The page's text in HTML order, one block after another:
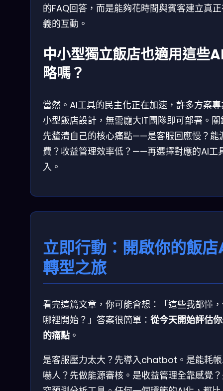
的FAQ回答，而是能夠花時間與賓客建立真
義的互動。
中小型獨立飯店也適用這些
略嗎？
當然。AI工具的民主化正在加速，許多方案
小型飯店設計，無需龐大IT團隊即可部署。關
先釐清自己的核心痛點——是客服回應慢？能
費？收益管理效率低？——再選擇對應的AI工
入。
立即行動：開啟你的飯
轉型之旅
看完這篇文章，你可能會想：「這些我都懂
哪裡開始？」答案很簡單： 從今天開始評估
的痛點 。
是客服壓力太大？先導入chatbot。是能耗
嚇人？先做能源審核。是收益管理全靠感覺